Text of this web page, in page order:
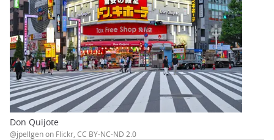
Don Quijote
@jpellgen on Flickr, CC BY-NC-ND 2.0